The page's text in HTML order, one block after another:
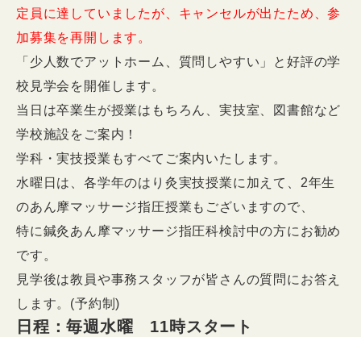
定員に達していましたが、キャンセルが出たため、参
加募集を再開します。
「少人数でアットホーム、質問しやすい」と好評の学
校見学会を開催します。
当日は卒業生が授業はもちろん、実技室、図書館など
学校施設をご案内！
学科・実技授業もすべてご案内いたします。
水曜日は、各学年のはり灸実技授業に加えて、2年生
のあん摩マッサージ指圧授業もございますので、
特に鍼灸あん摩マッサージ指圧科検討中の方にお勧め
です。
見学後は教員や事務スタッフが皆さんの質問にお答え
します。(予約制)
日程：毎週水曜 11時スタート